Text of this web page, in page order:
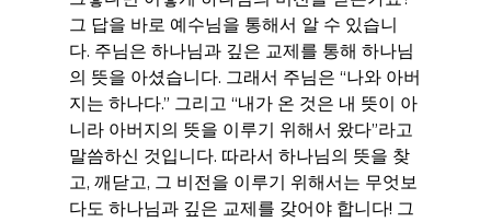
그 답을 바로 예수님을 통해서 알 수 있습니
다. 주님은 하나님과 깊은 교제를 통해 하나님
의 뜻을 아셨습니다. 그래서 주님은 “나와 아버
지는 하나다.” 그리고 “내가 온 것은 내 뜻이 아
니라 아버지의 뜻을 이루기 위해서 왔다”라고
말씀하신 것입니다. 따라서 하나님의 뜻을 찾
고, 깨닫고, 그 비전을 이루기 위해서는 무엇보
다도 하나님과 깊은 교제를 갖어야 합니다! 그